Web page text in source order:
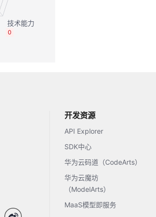
0
开发资源
API Explorer
SDK中心
华为云码道（CodeArts）
华为云魔坊
（ModelArts）
MaaS模型即服务